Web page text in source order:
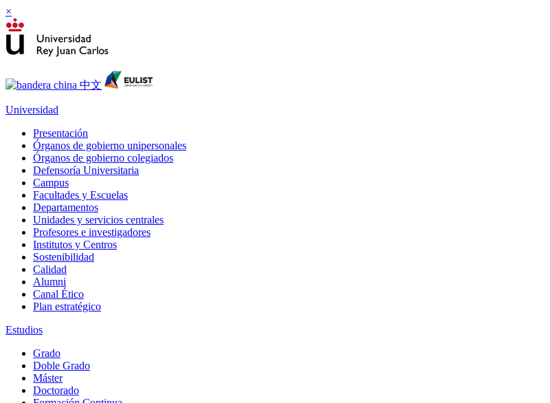
×
Universidad
Presentación
Órganos de gobierno unipersonales
Órganos de gobierno colegiados
Defensoría Universitaria
Campus
Facultades y Escuelas
Departamentos
Unidades y servicios centrales
Profesores e investigadores
Institutos y Centros
Sostenibilidad
Calidad
Alumni
Canal Ético
Plan estratégico
Estudios
Grado
Doble Grado
Máster
Doctorado